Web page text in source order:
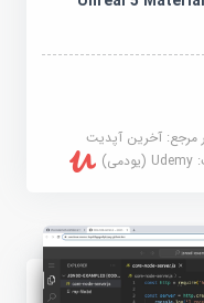
مرجع:آخرین آپدیت
Udemy (یودمی)